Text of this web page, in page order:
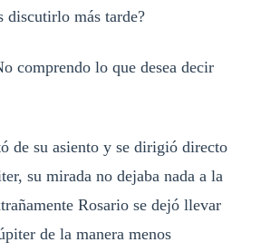
discutirlo más tarde?
comprendo lo que desea decir
de su asiento y se dirigió directo
su mirada no dejaba nada a la
Rosario se dejó llevar
de la manera menos